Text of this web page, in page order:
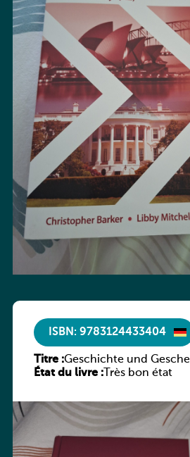
ISBN: 9783124433404
Titre :Geschichte und
Rheinland-Pfalz
État du livre :Très bon état